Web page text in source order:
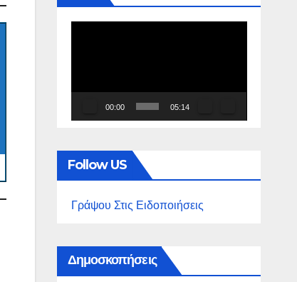
00:00 05:14
Follow US
Γράψου Στις Ειδοποιήσεις
Δημοσκοπήσεις